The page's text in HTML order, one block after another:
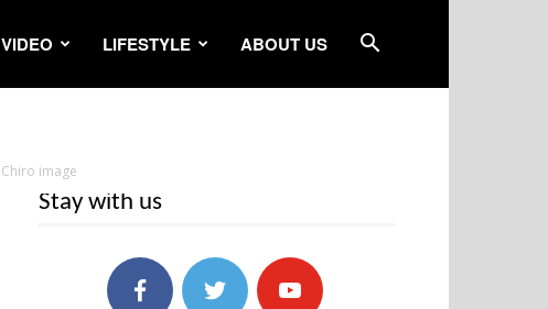
VIDEO LIFESTYLE ABOUT US
Chiro image
Stay with us